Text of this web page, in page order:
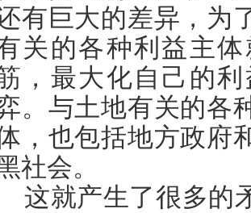
有巨大的差异，为
关的各种利益主
，最大化自己的
。与土地有关的各
，也包括地方政府
社会。
这就产生了很多的